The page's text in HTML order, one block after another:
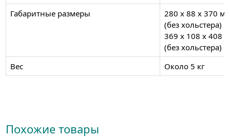
Габаритные размеры
280 х 88 х 370
(без хольстера)
369 х 108 х 408
(без хольстера)
Вес
Около 5 кг
Похожие товары